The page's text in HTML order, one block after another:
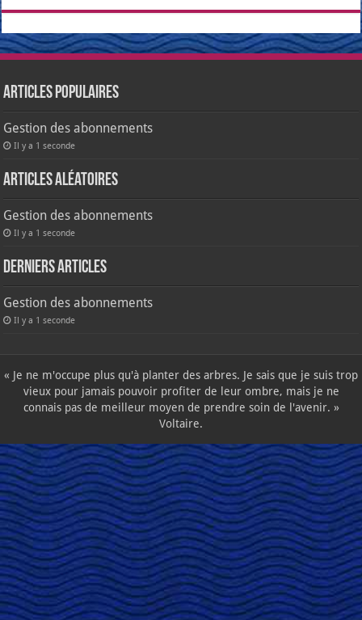
Articles populaires
Gestion des abonnements
Il y a 1 seconde
Articles aléatoires
Gestion des abonnements
Il y a 1 seconde
Derniers articles
Gestion des abonnements
Il y a 1 seconde
« Je ne m'occupe plus qu'à planter des arbres. Je sais que je suis trop
vieux pour jamais pouvoir profiter de leur ombre, mais je ne
connais pas de meilleur moyen de prendre soin de l'avenir. »
Voltaire.